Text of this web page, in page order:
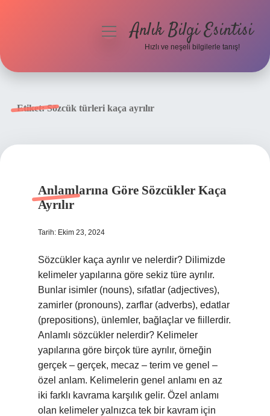
menüyüAnlık Bilgi Esintisi
Hızlı ve neşeli bilgilerle tanış!
Etiket:Sözcük türleri kaça ayrılır
Anlamlarına Göre Sözcükler Kaça
Ayrılır
Tarih: Ekim 23, 2024
Sözcükler kaça ayrılır ve nelerdir? Dilimizde
kelimeler yapılarına göre sekiz türe ayrılır.
Bunlar isimler (nouns), sıfatlar (adjectives),
zamirler (pronouns), zarflar (adverbs), edatlar
(prepositions), ünlemler, bağlaçlar ve fiillerdir.
Anlamlı sözcükler nelerdir? Kelimeler
yapılarına göre birçok türe ayrılır, örneğin
gerçek – gerçek, mecaz – terim ve genel –
özel anlam. Kelimelerin genel anlamı en az
iki farklı kavrama karşılık gelir. Özel anlamı
olan kelimeler yalnızca tek bir kavram için